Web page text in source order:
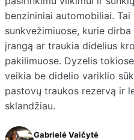
benzininiai automobiliai.
sunkvežimiuose, kurie
įrangą ar traukia didelius
pakilimuose. Dyzelis
veikia be didelio variklio
pastovų traukos rezervą ir
sklandžiau.
Gabrielė Vaičytė